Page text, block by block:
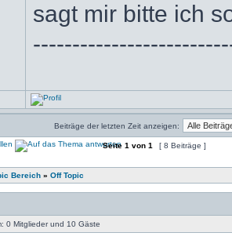
sagt mir bitte ich
Beiträge der letzten Zeit anzeigen:
Seite 1 von 1 [ 8 Beiträge ]
Bereich » Off Topic
0 Mitglieder und 10 Gäste